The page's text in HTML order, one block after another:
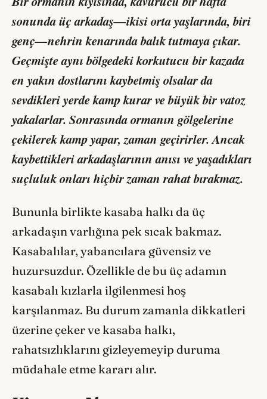
sonunda üç arkadaş—ikisi orta yaşlarında, biri
genç—nehrin kenarında balık tutmaya çıkar.
Geçmişte aynı bölgedeki korkutucu bir kazada
en yakın dostlarını kaybetmiş olsalar da
sevdikleri yerde kamp kurar ve büyük bir vatoz
yakalarlar. Sonrasında ormanın gölgelerine
çekilerek kamp yapar, zaman geçirirler. Ancak
kaybettikleri arkadaşlarının anısı ve yaşadıkları
suçluluk onları hiçbir zaman rahat bırakmaz.
Bununla birlikte kasaba halkı da üç
arkadaşın varlığına pek sıcak bakmaz.
Kasabalılar, yabancılara güvensiz ve
huzursuzdur. Özellikle de bu üç adamın
kasabalı kızlarla ilgilenmesi hoş
karşılanmaz. Bu durum zamanla dikkatleri
üzerine çeker ve kasaba halkı,
rahatsızlıklarını gizleyemeyip duruma
müdahale etme kararı alır.